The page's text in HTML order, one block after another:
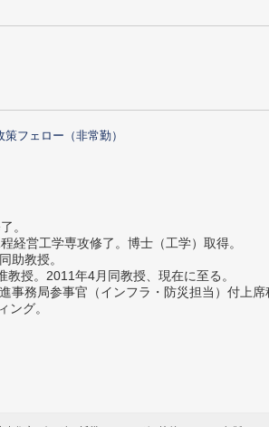
フェロー（非常勤）
。
経営工学専攻修了。博士（工学）取得。
助教授。
授。2011年4月同教授、現在に至る。
務局参事官（インフラ・防災担当）付上席
ング。